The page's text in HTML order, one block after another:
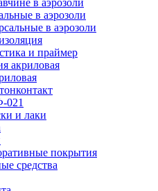
в аэрозоли
в аэрозоли
в аэрозоли
и праймер
акриловая
021
и лаки
покрытия
средства